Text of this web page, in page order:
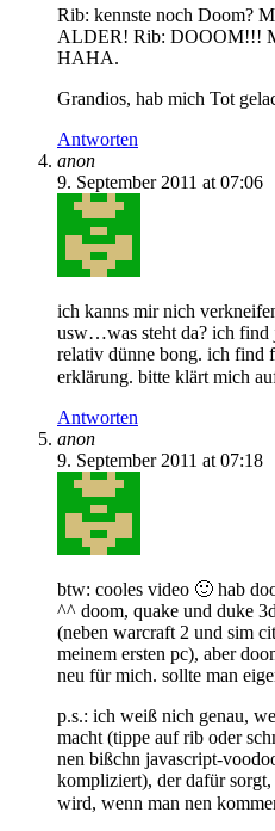
Rib: kennste noch Doom?
ALDER! Rib: DOOOM!!!
HAHA.
Grandios, hab mich Tot
Antworten
anon
9. September 2011 at 07:06
ich kanns mir nich
usw…was steht da? ich find
relativ dünne bong. ich find
erklärung. bitte klärt mich
Antworten
anon
9. September 2011 at 07:18
btw: cooles video 🙂 hab
^^ doom, quake und duke
(neben warcraft 2 und sim
meinem ersten pc), aber
neu für mich. sollte man
p.s.: ich weiß nich genau,
macht (tippe auf rib oder
nen bißchn javascript-
kompliziert), der dafür sorgt,
wird, wenn man nen